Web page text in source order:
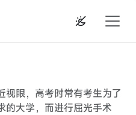
视眼，高考时常有考生为了
的大学，而进行屈光手术